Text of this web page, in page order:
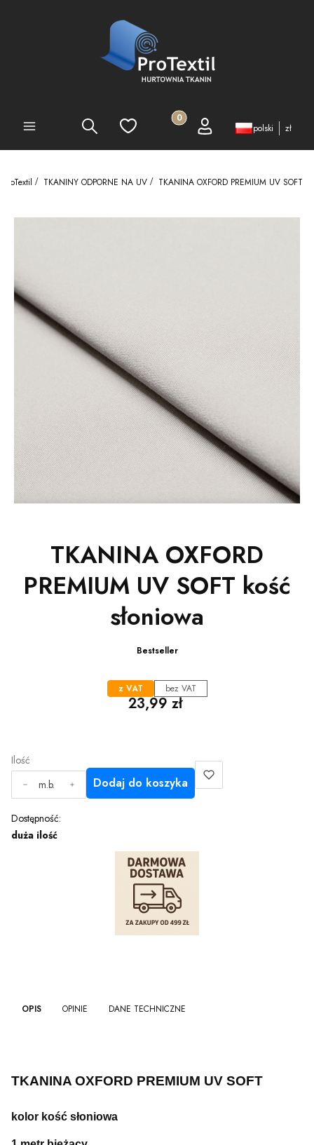
PEŁNA OFERTA Szukaj Ulubione Produkty w koszyku: 0. Zobacz
Koszyk Zaloguj się polski zł
ProTextil TKANINY ODPORNE NA UV TKANINA OXFORD PREMIUM UV SOFT
TKANINA OXFORD
PREMIUM UV SOFT kość
słoniowa
Bestseller
z VAT bez VAT
Cena
23,99 zł
Ilość
m.b.
Dodaj do koszyka
Dostępność:
duża ilość
OPIS OPINIE DANE TECHNICZNE
TKANINA OXFORD PREMIUM UV SOFT
kolor kość słoniowa